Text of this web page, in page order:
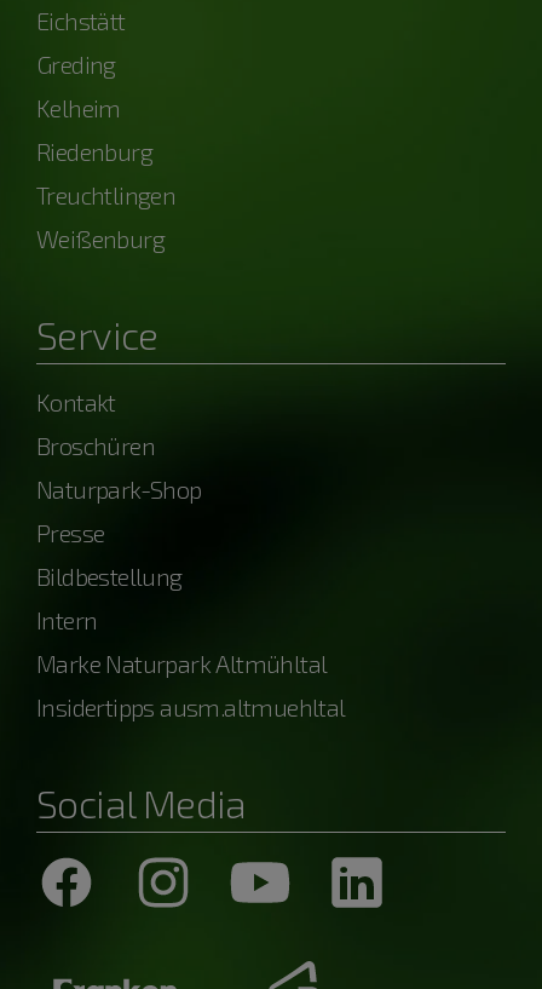
Eichstätt
Greding
Kelheim
Riedenburg
Treuchtlingen
Weißenburg
Service
Kontakt
Broschüren
Naturpark-Shop
Presse
Bildbestellung
Intern
Marke Naturpark Altmühltal
Insidertipps ausm.altmuehltal
Social Media